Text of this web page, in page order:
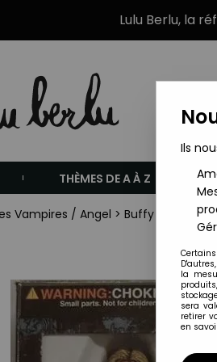
Lulu Berlu, la
THÈMES DE A À Z
Vampires / Angel > Buffy The
Ils
la
sera
retirer
en